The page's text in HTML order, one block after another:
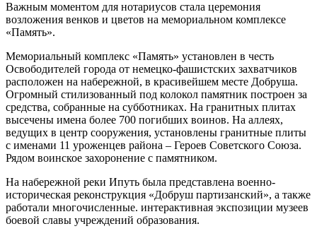
Важным моментом для нотариусов стала церемония
возложения венков и цветов на мемориальном комплексе
«Память».
Мемориальный комплекс «Память» установлен в честь
Освободителей города от немецко-фашистских захватчиков
расположен на набережной, в красивейшем месте Добруша.
Огромный стилизованный под колокол памятник построен за
средства, собранные на субботниках. На гранитных плитах
высечены имена более 700 погибших воинов. На аллеях,
ведущих в центр сооружения, установлены гранитные плиты
с именами 11 уроженцев района – Героев Советского Союза.
Рядом воинское захоронение с памятником.
На набережной реки Ипуть была представлена военно-
историческая реконструкция «Добруш партизанский», а также
работали многочисленные. интерактивная экспозиции музеев
боевой славы учреждений образования.